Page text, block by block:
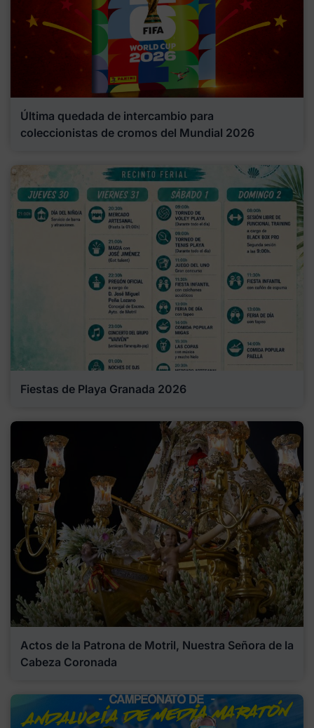
Última quedada de intercambio para
coleccionistas de cromos del Mundial 2026
Fiestas de Playa Granada 2026
Actos de la Patrona de Motril, Nuestra Señora de la
Cabeza Coronada